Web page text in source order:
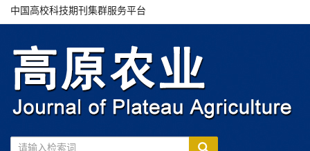
中国高校科技期刊集群服务平台